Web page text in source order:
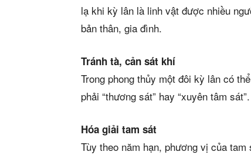
lạ khi kỳ lân là linh vật được nhiều
bản thân, gia đình.
Tránh tà, cản sát khí
Trong phong thủy một đôi kỳ lân có
phải “thương sát” hay “xuyên tâm sát”.
Hóa giải tam sát
Tùy theo năm hạn, phương vị của